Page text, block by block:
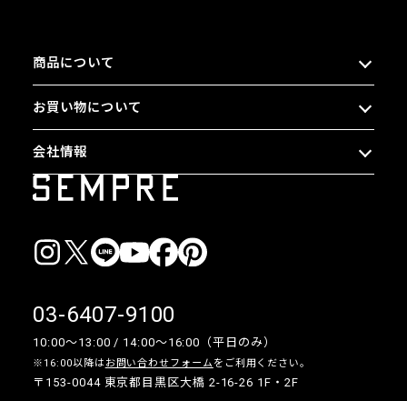
商品について
お買い物について
会社情報
03-6407-9100
10:00〜13:00 / 14:00〜16:00（平日のみ）
※16:00以降は お問い合わせフォームをご利用ください。
〒153-0044 東京都目黒区大橋 2-16-26 1F・2F